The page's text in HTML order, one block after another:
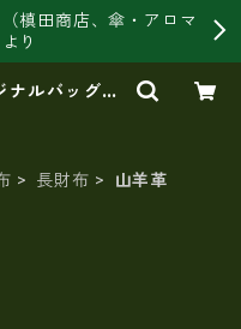
槙田商店、傘・アロマ
り
ナルバッグ製
長財布 山羊革